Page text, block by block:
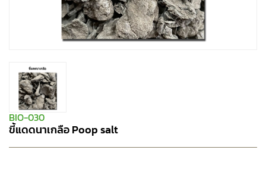
BIO-030
ขี้แดดนาเกลือ Poop salt